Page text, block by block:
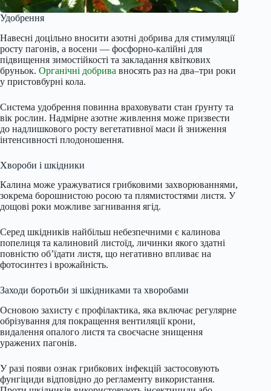
Удобрення
Навесні доцільно вносити азотні добрива для стимуляції
росту пагонів, а восени — фосфорно-калійні для
підвищення зимостійкості та закладання квіткових
бруньок. Органічні добрива вносять раз на два–три роки
у пристовбурні кола.
Система удобрення повинна враховувати стан ґрунту та
вік рослин. Надмірне азотне живлення може призвести
до надлишкового росту вегетативної маси й зниження
інтенсивності плодоношення.
Хвороби і шкідники
Калина може уражуватися грибковими захворюваннями,
зокрема борошнистою росою та плямистостями листя. У
дощові роки можливе загнивання ягід.
Серед шкідників найбільш небезпечними є калинова
попелиця та калиновий листоїд, личинки якого здатні
повністю об’їдати листя, що негативно впливає на
фотосинтез і врожайність.
Заходи боротьби зі шкідниками та хворобами
Основою захисту є профілактика, яка включає регулярне
обрізування для покращення вентиляції крони,
видалення опалого листя та своєчасне знищення
уражених пагонів.
У разі появи ознак грибкових інфекцій застосовують
фунгіциди відповідно до регламенту використання.